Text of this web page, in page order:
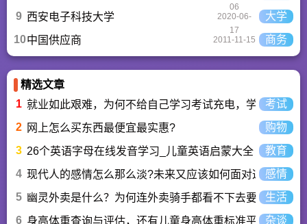
06
9 西安电子科技大学
2020-06-
17
大学
10中国供应商 2011-11-15 商务
精选文章
1 就业如此艰难，为何不给自己学习考试充电，学一技之长
考试
2
网上怎么买东西最便宜最实惠?
购物
3 26个英语字母在线发音学习_儿童英语启蒙大全
教育
4 现代人的感情怎么那么淡?未来又应该如何面对这人情淡
感情
5 幽灵外卖是什么？为何连外卖骑手都看不下去要举报？
生活
6 身高体重查询与评估，还有儿童身高体重标准平均值表与
杂谈